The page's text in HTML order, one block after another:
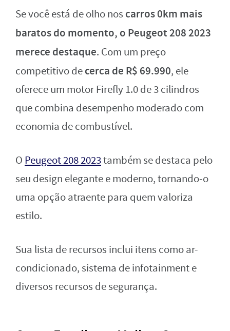
Se você está de olho nos carros 0km mais
baratos do momento, o Peugeot 208 2023
merece destaque. Com um preço
competitivo decerca de R$ 69.990, ele
oferece um motor Firefly 1.0 de 3 cilindros
que combina desempenho moderado com
economia de combustível.
O Peugeot 208 2023também se destaca pelo
seu design elegante e moderno, tornando-o
uma opção atraente para quem valoriza
estilo.
Sua lista de recursos inclui itens como ar-
condicionado, sistema de infotainment e
diversos recursos de segurança.